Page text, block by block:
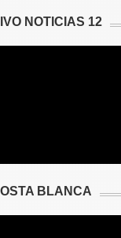
NOTICIAS 12
BLANCA